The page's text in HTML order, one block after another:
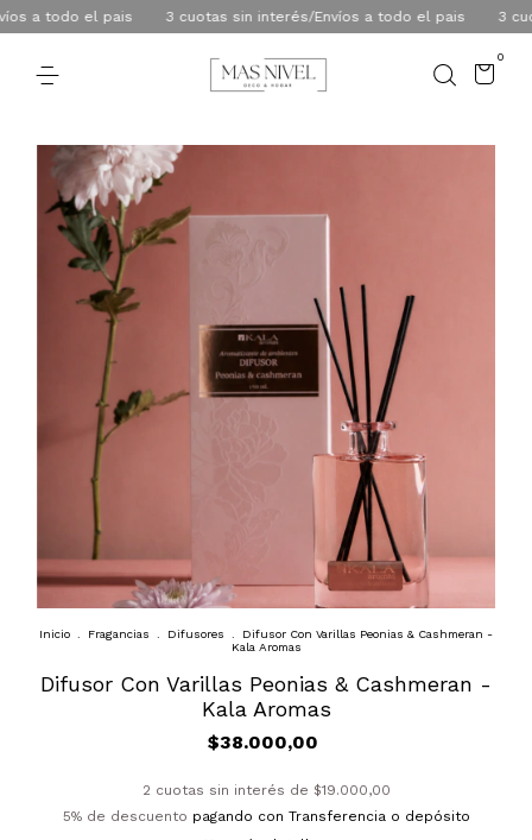
a todo el pais 3 cuotas sin interés/Envíos a todo el pais 3
0
Inicio Fragancias Difusores
Difusor Con Varillas Peonias & Cashmeran -
Kala Aromas
Difusor Con Varillas Peonias & Cashmeran -
Kala Aromas
$38.000,00
2 cuotas sin interés de $19.000,00
5% de descuento pagando con Transferencia o depósito